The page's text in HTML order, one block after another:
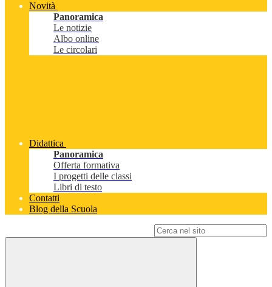
Novità
Panoramica
Le notizie
Albo online
Le circolari
Didattica
Panoramica
Offerta formativa
I progetti delle classi
Libri di testo
Contatti
Blog della Scuola